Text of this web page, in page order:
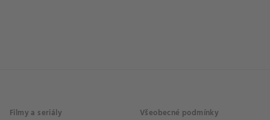
Filmy a seriály Všeobecné podmínky